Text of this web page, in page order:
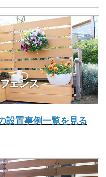
設置事例一覧を見る